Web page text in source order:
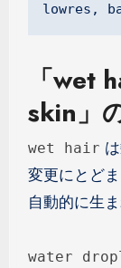
lowres,
「wet
skin」
wet hair
変更にとど
自動的に生
water